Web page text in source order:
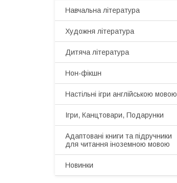
Навчальна література
Художня література
Дитяча література
Нон-фікшн
Настільні ігри англійською мовою
Ігри, Канцтовари, Подарунки
Адаптовані книги та підручники
для читання іноземною мовою
Новинки